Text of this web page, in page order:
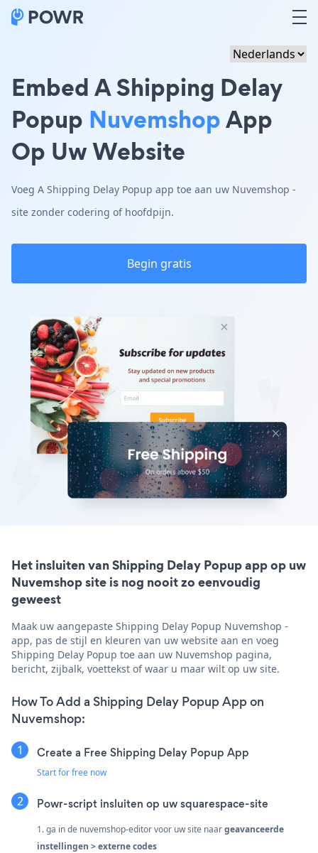
Embed A Shipping Delay
Popup NuvemshopApp
Op Uw Website
Voeg A Shipping Delay Popup app toe aan uw Nuvemshop -
site zonder codering of hoofdpijn.
Begin gratis
Het insluiten van Shipping Delay Popup app op uw
Nuvemshop site is nog nooit zo eenvoudig
geweest
Maak uw aangepaste Shipping Delay Popup Nuvemshop -
app, pas de stijl en kleuren van uw website aan en voeg
Shipping Delay Popup toe aan uw Nuvemshop pagina,
bericht, zijbalk, voettekst of waar u maar wilt op uw site.
How To Add a Shipping Delay Popup App on
Nuvemshop:
Create a Free Shipping Delay Popup App
Start for free now
Powr-script insluiten op uw squarespace-site
1. ga in de nuvemshop-editor voor uw site naargeavanceerde
instellingen > externe codes